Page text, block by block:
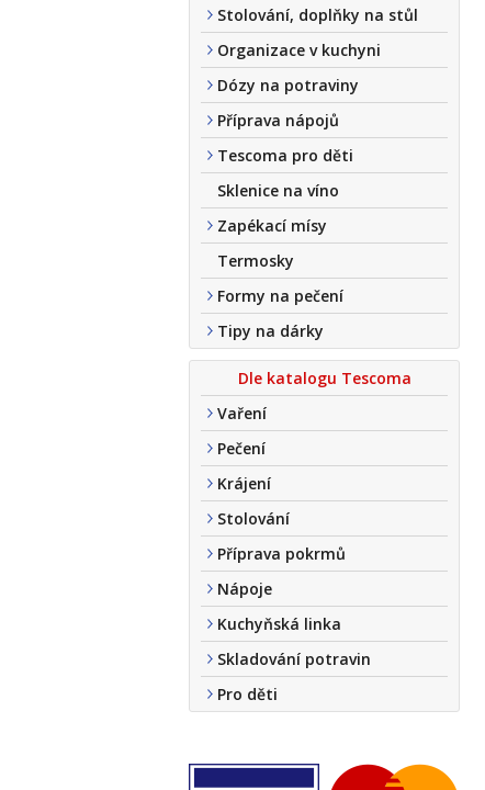
Stolování, doplňky na stůl
Organizace v kuchyni
Dózy na potraviny
Příprava nápojů
Tescoma pro děti
Sklenice na víno
Zapékací mísy
Termosky
Formy na pečení
Tipy na dárky
Dle katalogu Tescoma
Vaření
Pečení
Krájení
Stolování
Příprava pokrmů
Nápoje
Kuchyňská linka
Skladování potravin
Pro děti